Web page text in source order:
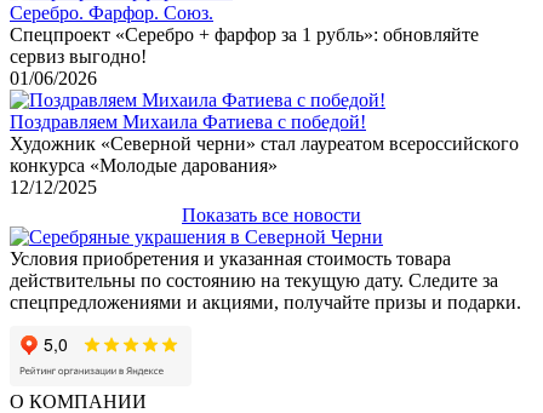
Серебро. Фарфор. Союз.
Спецпроект «Серебро + фарфор за 1 рубль»: обновляйте
сервиз выгодно!
01/06/2026
Поздравляем Михаила Фатиева c победой!
Художник «Северной черни» стал лауреатом всероссийского
конкурса «Молодые дарования»
12/12/2025
Показать все новости
Условия приобретения и указанная стоимость товара
действительны по состоянию на текущую дату. Следите за
спецпредложениями и акциями, получайте призы и подарки.
О КОМПАНИИ